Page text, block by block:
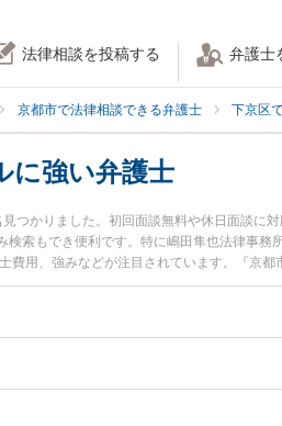
法律相談を投稿する 弁護士
京都市で法律相談できる弁護士 下京区
に強い弁護士
つかりました。初回面談無料や休日面談に
索もでき便利です。特に嶋田隼也法律事
費用、強みなどが注目されています。『京
な近くの弁護士を検索したい』『初回相